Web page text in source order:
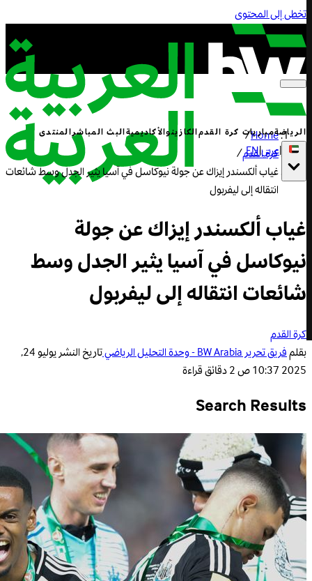
تخطى إلى المحتوى
الرياضةمباريات كرة القدمالكازينوالأكاديميةالبث المباشرالمنتدى
|عربي|
EN
Home
/
كرة القدم/
غياب ألكسندر إيزاك عن جولة نيوكاسل في آسيا يثير الجدل وسط شائعات
انتقاله إلى ليفربول
غياب ألكسندر إيزاك عن جولة
نيوكاسل في آسيا يثير الجدل وسط
شائعات انتقاله إلى ليفربول
كرة القدم
بقلمفريق تحرير BW Arabia - وحدة التحليل الرياضي تاريخ النشر
يوليو 24,
2025 10:37 ص
2 دقائق قراءة
Search Results